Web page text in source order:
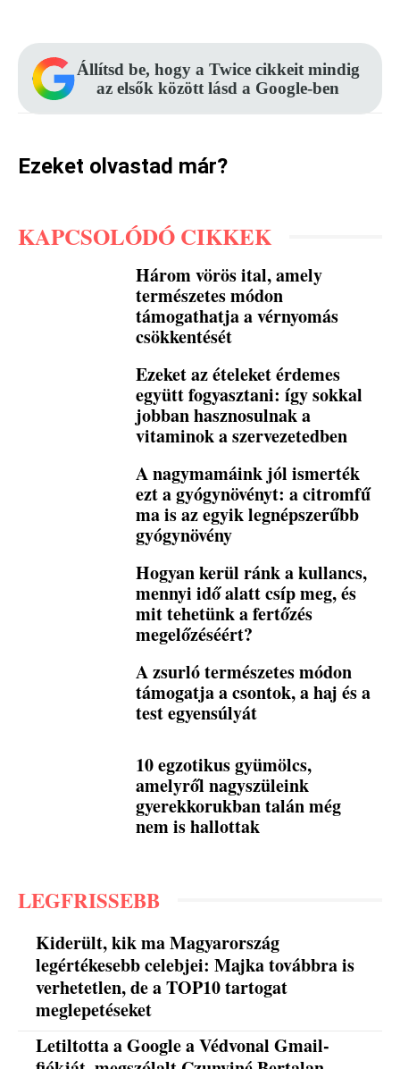
Állítsd be, hogy a Twice cikkeit mindig
az elsők között lásd a Google-ben
Ezeket olvastad már?
KAPCSOLÓDÓ CIKKEK
Három vörös ital, amely
természetes módon
támogathatja a vérnyomás
csökkentését
Ezeket az ételeket érdemes
együtt fogyasztani: így sokkal
jobban hasznosulnak a
vitaminok a szervezetedben
A nagymamáink jól ismerték
ezt a gyógynövényt: a citromfű
ma is az egyik legnépszerűbb
gyógynövény
Hogyan kerül ránk a kullancs,
mennyi idő alatt csíp meg, és
mit tehetünk a fertőzés
megelőzéséért?
A zsurló természetes módon
támogatja a csontok, a haj és a
test egyensúlyát
10 egzotikus gyümölcs,
amelyről nagyszüleink
gyerekkorukban talán még
nem is hallottak
LEGFRISSEBB
Kiderült, kik ma Magyarország
legértékesebb celebjei: Majka továbbra is
verhetetlen, de a TOP10 tartogat
meglepetéseket
Letiltotta a Google a Védvonal Gmail-